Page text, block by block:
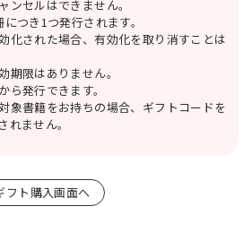
ンセルはできません。
つき1つ発行されます。
化された場合、有効化を取り消すことは
期限はありません。
ら発行できます。
象書籍をお持ちの場合、ギフトコードを
れません。
フト購入画面へ